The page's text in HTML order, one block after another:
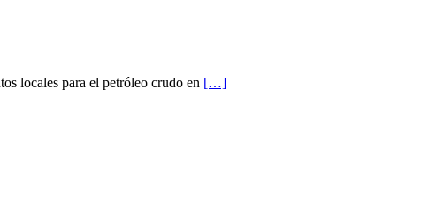
locales para el petróleo crudo en […]